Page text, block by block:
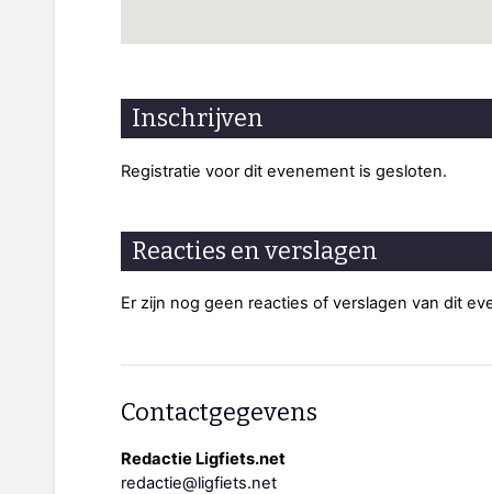
Inschrijven
Registratie voor dit evenement is gesloten.
Reacties en verslagen
Er zijn nog geen reacties of verslagen van dit
Contactgegevens
Redactie Ligfiets.net
redactie@ligfiets.net